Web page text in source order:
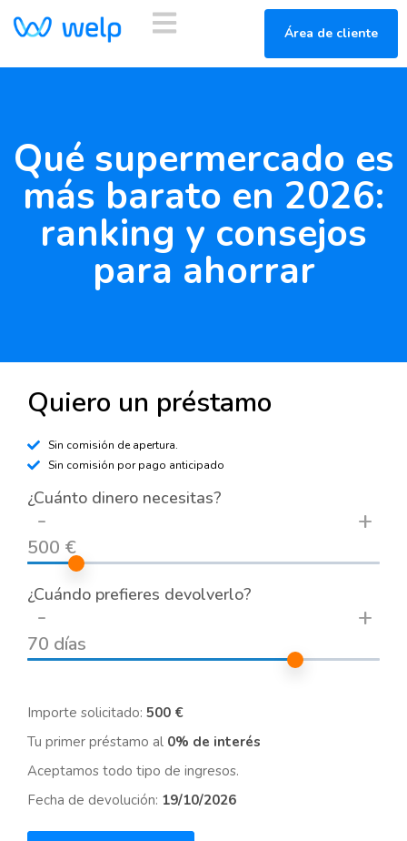
Área de cliente
Qué supermercado es
más barato en 2026:
ranking y consejos
para ahorrar
Quiero un préstamo
Sin comisión de apertura.
Sin comisión por pago anticipado
¿Cuánto dinero necesitas?
500 €
- +
¿Cuándo prefieres devolverlo?
70 días
- +
Importe solicitado: 500 €
Tu primer préstamo al 0% de interés
Aceptamos todo tipo de ingresos.
Fecha de devolución: 19/10/2026